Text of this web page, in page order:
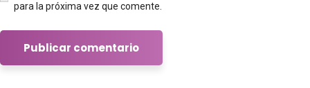
para la próxima vez que comente.